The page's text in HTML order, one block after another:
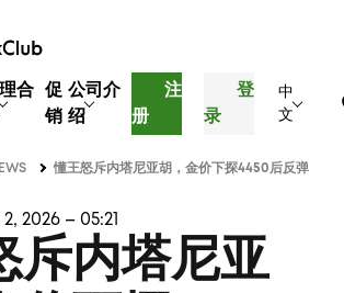
合
促
销
公司介
绍
注
册
登
录
中
文
懂王怒斥内塔尼亚胡，金价下探4450后反弹
2026 – 05:21
斥内塔尼亚